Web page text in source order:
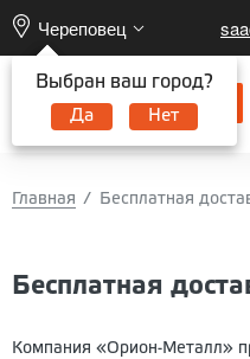
Череповец
Выбран ваш город?
Да Нет
Главная Бесплатная
Бесплатная
Компания «Орион-Металл»